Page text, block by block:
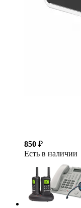
850 ₽
Есть в наличии